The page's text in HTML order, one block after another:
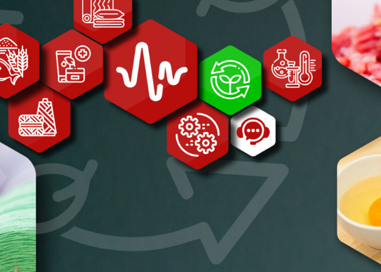
Essiccatoi per
extension di capelli
Radiofrequenza